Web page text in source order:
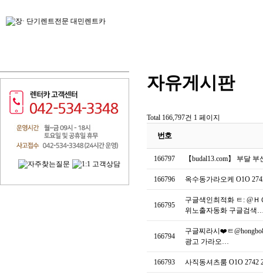
자유게시판
Total 166,797건 1 페이지
번호
166797 【budal13.com】 부달
166796 옥수동가라오케 O1O
166795
구글색인최적화 ㅌ: @
위노출자동화 구글검색
166794
구글찌라시❤️ㅌ
광고 가라오…
166793 사직동셔츠룸 O1O 2742